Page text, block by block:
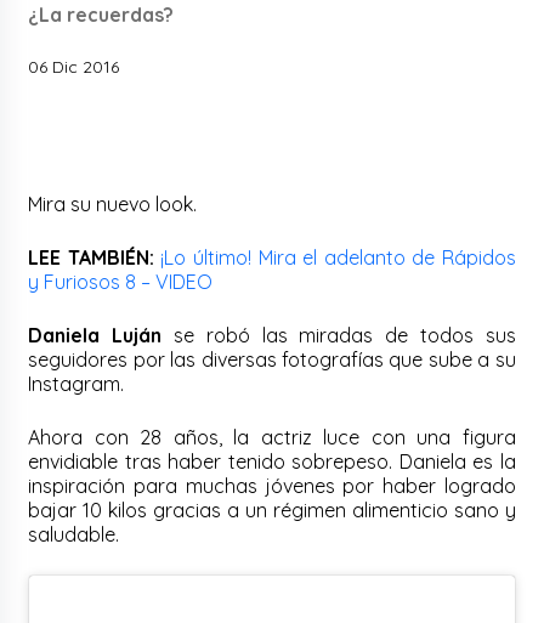
¿La recuerdas?
06 Dic 2016
Mira su nuevo look.
LEE TAMBIÉN: ¡Lo último! Mira el adelanto de Rápidos
y Furiosos 8 – VIDEO
Daniela Luján se robó las miradas de todos sus
seguidores por las diversas fotografías que sube a su
Instagram.
Ahora con 28 años, la actriz luce con una figura
envidiable tras haber tenido sobrepeso. Daniela es la
inspiración para muchas jóvenes por haber logrado
bajar 10 kilos gracias a un régimen alimenticio sano y
saludable.